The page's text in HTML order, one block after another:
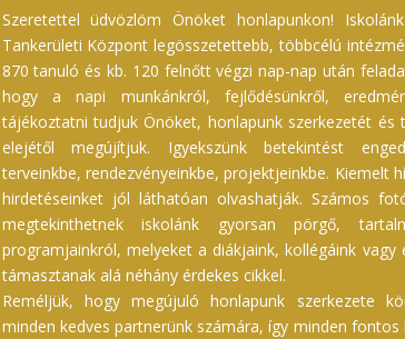
Szeretettel üdvözlöm Önöket honlapunkon!
Tankerületi Központ legösszetettebb, többcélú
870 tanuló és kb. 120 felnőtt végzi nap-nap után
hogy a napi munkánkról, fejlődésünkről,
tájékoztatni tudjuk Önöket, honlapunk szerkezetét és
elejétől megújítjuk. Igyekszünk betekintést
terveinkbe, rendezvényeinkbe, projektjeinkbe. Kiemelt
hirdetéseinket jól láthatóan olvashatják. Számos
megtekinthetnek iskolánk gyorsan pörgő,
programjainkról, melyeket a diákjaink, kollégáink vagy
támasztanak alá néhány érdekes cikkel.
Reméljük, hogy megújuló honlapunk szerkezete
minden kedves partnerünk számára, így minden